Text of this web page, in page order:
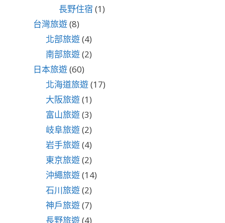
長野住宿 (1)
台灣旅遊(8)
北部旅遊(4)
南部旅遊(2)
日本旅遊(60)
北海道旅遊(17)
大阪旅遊(1)
富山旅遊(3)
岐阜旅遊(2)
岩手旅遊(4)
東京旅遊(2)
沖繩旅遊(14)
石川旅遊(2)
神戶旅遊(7)
長野旅遊(4)